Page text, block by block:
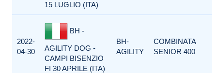
15 LUGLIO (ITA)
2022-
04-30
BH -
AGILITY DOG -
CAMPI BISENZIO
FI 30 APRILE (ITA)
BH-
AGILITY
COMBINATA
SENIOR 400